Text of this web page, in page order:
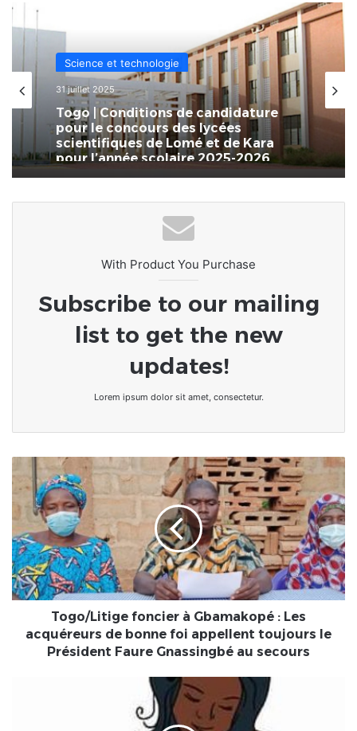
Science et technologie
31 juillet 2025
Togo | Conditions de candidature
pour le concours des lycées
scientifiques de Lomé et de Kara
pour l’année scolaire 2025-2026
With Product You Purchase
Subscribe to our mailing
list to get the new
updates!
Lorem ipsum dolor sit amet, consectetur.
foncier
à
Gbamakopé
Les
acquéreurs
de
bonne
appellent
Togo/Litige foncier à Gbamakopé : Les
acquéreurs de bonne foi appellent toujours le
Président Faure Gnassingbé au secours